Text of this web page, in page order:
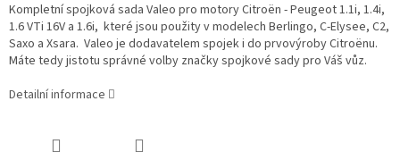
Kompletní spojková sada Valeo pro motory Citroën - Peugeot 1.1i, 1.4i,
1.6 VTi 16V a 1.6i, které jsou použity v modelech Berlingo, C-Elysee, C2,
Saxo a Xsara. Valeo je dodavatelem spojek i do prvovýroby Citroënu.
Máte tedy jistotu správné volby značky spojkové sady pro Váš vůz.
Detailní informace